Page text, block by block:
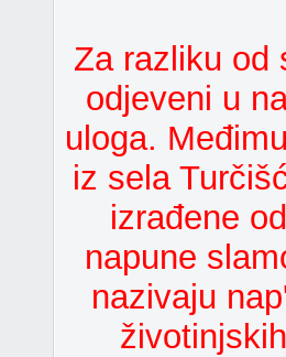
Za razliku od
odjeveni u
uloga.
iz sela
izrađene
napune
nazivaju